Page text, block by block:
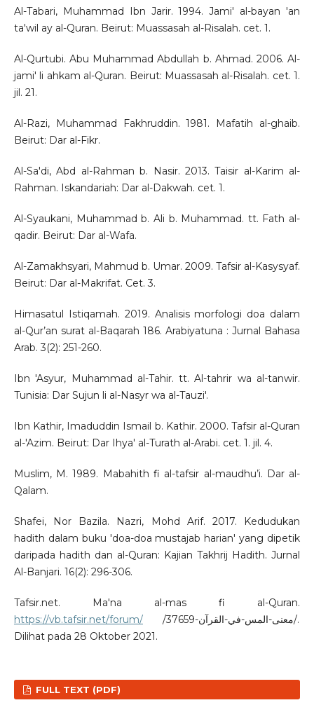
Al-Tabari, Muhammad Ibn Jarir. 1994. Jami' al-bayan 'an
ta'wil ay al-Quran. Beirut: Muassasah al-Risalah. cet. 1.
Al-Qurtubi. Abu Muhammad Abdullah b. Ahmad. 2006. Al-
jami' li ahkam al-Quran. Beirut: Muassasah al-Risalah. cet. 1.
jil. 21.
Al-Razi, Muhammad Fakhruddin. 1981. Mafatih al-ghaib.
Beirut: Dar al-Fikr.
Al-Sa'di, Abd al-Rahman b. Nasir. 2013. Taisir al-Karim al-
Rahman. Iskandariah: Dar al-Dakwah. cet. 1.
Al-Syaukani, Muhammad b. Ali b. Muhammad. tt. Fath al-
qadir. Beirut: Dar al-Wafa.
Al-Zamakhsyari, Mahmud b. Umar. 2009. Tafsir al-Kasysyaf.
Beirut: Dar al-Makrifat. Cet. 3.
Himasatul Istiqamah. 2019. Analisis morfologi doa dalam
al-Qur’an surat al-Baqarah 186. Arabiyatuna : Jurnal Bahasa
Arab. 3(2): 251-260.
Ibn 'Asyur, Muhammad al-Tahir. tt. Al-tahrir wa al-tanwir.
Tunisia: Dar Sujun li al-Nasyr wa al-Tauzi'.
Ibn Kathir, Imaduddin Ismail b. Kathir. 2000. Tafsir al-Quran
al-'Azim. Beirut: Dar Ihya' al-Turath al-Arabi. cet. 1. jil. 4.
Muslim, M. 1989. Mabahith fi al-tafsir al-maudhu’i. Dar al-
Qalam.
Shafei, Nor Bazila. Nazri, Mohd Arif. 2017. Kedudukan
hadith dalam buku 'doa-doa mustajab harian' yang dipetik
daripada hadith dan al-Quran: Kajian Takhrij Hadith. Jurnal
Al-Banjari. 16(2): 296-306.
Tafsir.net. Ma'na al-mas fi al-Quran.
https://vb.tafsir.net/forum//37659-معنى-المس-في-القرآن/.
Dilihat pada 28 Oktober 2021.
FULL TEXT (PDF)